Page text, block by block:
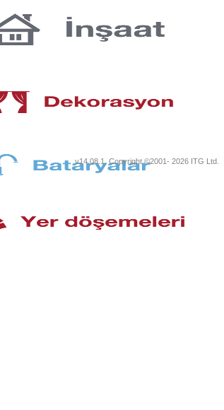
v14.08.1, Copyright ©2001- 2026 ITG Ltd.